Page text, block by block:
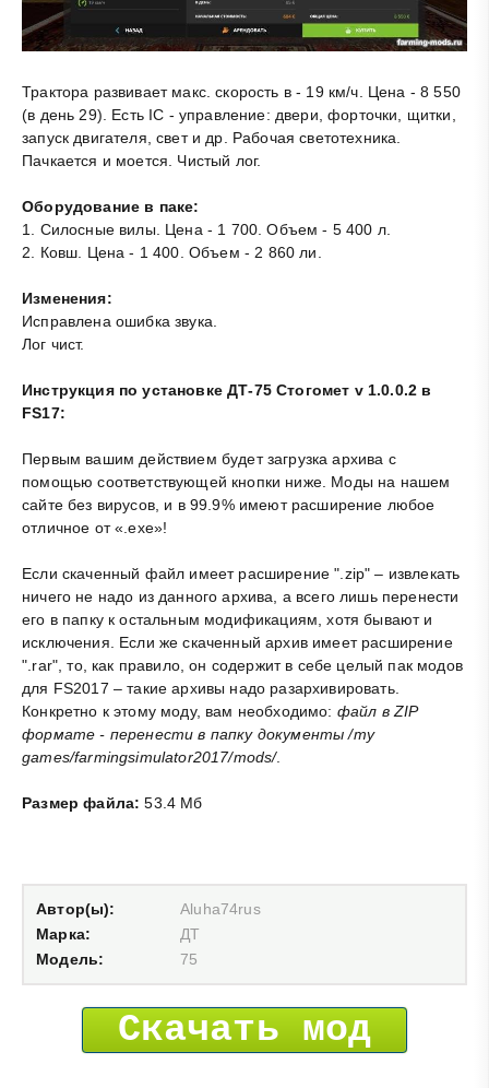
Трактора развивает макс. скорость в - 19 км/ч. Цена - 8 550
(в день 29). Есть IC - управление: двери, форточки, щитки,
запуск двигателя, свет и др. Рабочая светотехника.
Пачкается и моется. Чистый лог.
Оборудование в паке:
1. Силосные вилы. Цена - 1 700. Объем - 5 400 л.
2. Ковш. Цена - 1 400. Объем - 2 860 ли.
Изменения:
Исправлена ошибка звука.
Лог чист.
Инструкция по установке ДТ-75 Стогомет v 1.0.0.2 в
FS17:
Первым вашим действием будет загрузка архива с
помощью соответствующей кнопки ниже. Моды на нашем
сайте без вирусов, и в 99.9% имеют расширение любое
отличное от «.exe»!
Если скаченный файл имеет расширение ".zip" – извлекать
ничего не надо из данного архива, а всего лишь перенести
его в папку к остальным модификациям, хотя бывают и
исключения. Если же скаченный архив имеет расширение
".rar", то, как правило, он содержит в себе целый пак модов
для FS2017 – такие архивы надо разархивировать.
Конкретно к этому моду, вам необходимо: файл в ZIP
формате - перенести в папку документы /my
games/farmingsimulator2017/mods/.
Размер файла: 53.4 Мб
Автор(ы):
Aluha74rus
Марка:
ДТ
Модель:
75
Скачать мод